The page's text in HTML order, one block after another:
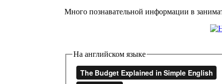
Много познавательной информации в
На английском языке